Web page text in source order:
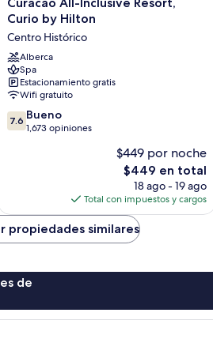
Corendon
Curacao
All-
Inclusive
Resort,
Curio
by
Hilton
Centro
Curio by Hilton
Centro Histórico
Alberca
Spa
Estacionamiento gratis
Wifi gratuito
7.6
de
7.6 Bueno
1,673 opiniones
$449 por noche
El
precio
actual
es
de
$449
$449 en total
18 ago - 19 ago
Total con impuestos y cargos
propiedades similares
de